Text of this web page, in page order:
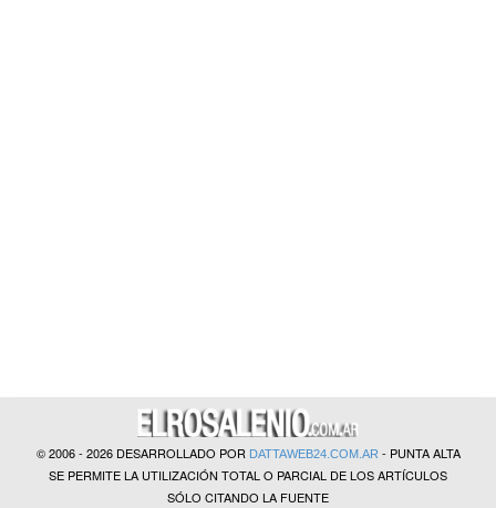
© 2006 - 2026 DESARROLLADO POR DATTAWEB24.COM.AR - PUNTA ALTA
SE PERMITE LA UTILIZACIÓN TOTAL O PARCIAL DE LOS ARTÍCULOS
SÓLO CITANDO LA FUENTE